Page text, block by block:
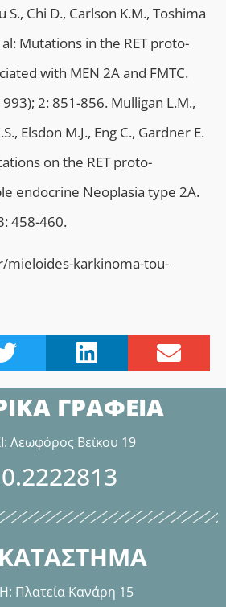
S., Chi D., Carlson K.M., Toshima
Mutations in the RET proto-
with MEN 2A and FMTC.
2: 851-856. Mulligan L.M.,
Elsdon M.J., Eng C., Gardner E.
on the RET proto-
endocrine Neoplasia type 2A.
458-460.
mieloides-karkinoma-tou-
ΓΡΑΦΕΙΑ
Λεωφόρος Βεϊκου 19
Πλατεία Κανάρη 15